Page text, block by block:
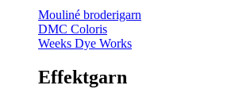
Mouliné broderigarn
DMC Coloris
Weeks Dye Works
Effektgarn